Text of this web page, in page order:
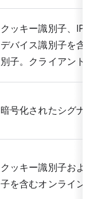
クッキー識別子、IPア
デバイス識別子を含む
別子。クライアント識
暗号化されたシグナル
クッキー識別子および
子を含むオンライン識